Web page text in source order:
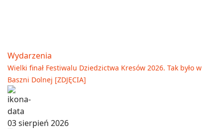
Wydarzenia
Wielki finał Festiwalu Dziedzictwa Kresów 2026. Tak było w
Baszni Dolnej [ZDJĘCIA]
03 sierpień 2026